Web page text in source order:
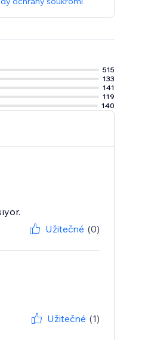
515
133
141
119
140
Užitečné (0)
Užitečné (1)